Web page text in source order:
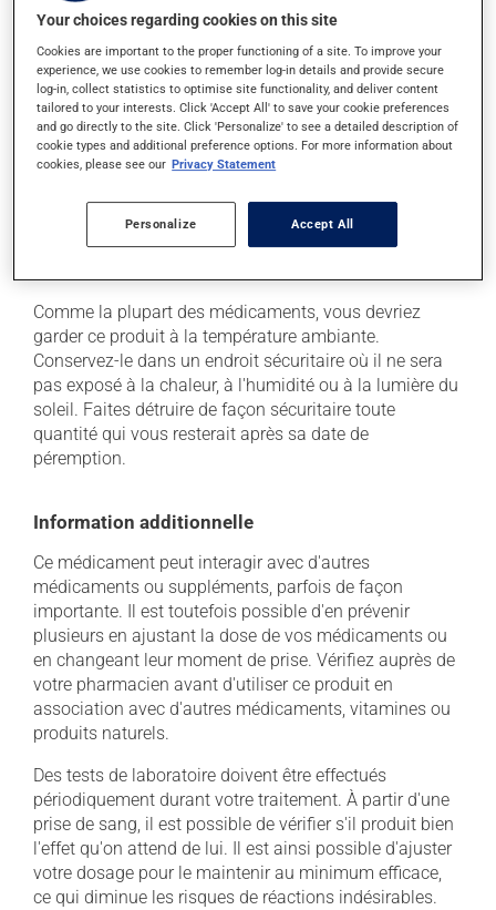
que des effets secondaires soient rapportés par ceux
peuvent survenir, mais elles disparaissent d'elles-
mêmes rapidement, sans intervention. Si vous croyez
que ce produit est la cause d'un problème qui vous
incommode, n'hésitez pas à en parler avec vos
professionnels de la santé. Ils pourront vous aider à
besoin, vous aider à bien gérer la situation.
Comme la plupart des médicaments, vous devriez
garder ce produit à la température ambiante.
Conservez-le dans un endroit sécuritaire où il ne sera
pas exposé à la chaleur, à l'humidité ou à la lumière du
soleil. Faites détruire de façon sécuritaire toute
quantité qui vous resterait après sa date de
péremption.
Information additionnelle
Ce médicament peut interagir avec d'autres
médicaments ou suppléments, parfois de façon
importante. Il est toutefois possible d'en prévenir
plusieurs en ajustant la dose de vos médicaments ou
en changeant leur moment de prise. Vérifiez auprès de
votre pharmacien avant d'utiliser ce produit en
association avec d'autres médicaments, vitamines ou
produits naturels.
Des tests de laboratoire doivent être effectués
périodiquement durant votre traitement. À partir d'une
prise de sang, il est possible de vérifier s'il produit bien
l'effet qu'on attend de lui. Il est ainsi possible d'ajuster
votre dosage pour le maintenir au minimum efficace,
ce qui diminue les risques de réactions indésirables.
Your choices regarding cookies on this site
Cookies are important to the proper functioning of a site. To improve your
experience, we use cookies to remember log-in details and provide secure
log-in, collect statistics to optimise site functionality, and deliver content
tailored to your interests. Click 'Accept All' to save your cookie preferences
and go directly to the site. Click 'Personalize' to see a detailed description of
cookie types and additional preference options. For more information about
cookies, please see our Privacy Statement
Personalize Accept All